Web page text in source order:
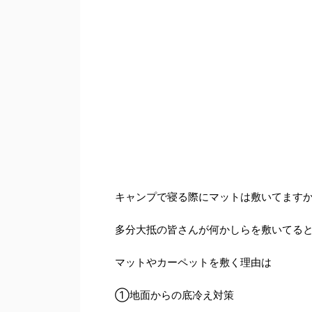
キャンプで寝る際にマットは敷いてます
多分大抵の皆さんが何かしらを敷いてる
マットやカーペットを敷く理由は
①地面からの底冷え対策